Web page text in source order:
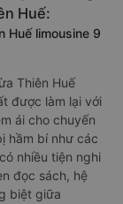
Huế:
Huế limousine 9
Thiên Huế
được làm lại với
ái cho chuyến
hầm bí như các
nhiều tiện nghi
đọc sách, hệ
biệt giữa